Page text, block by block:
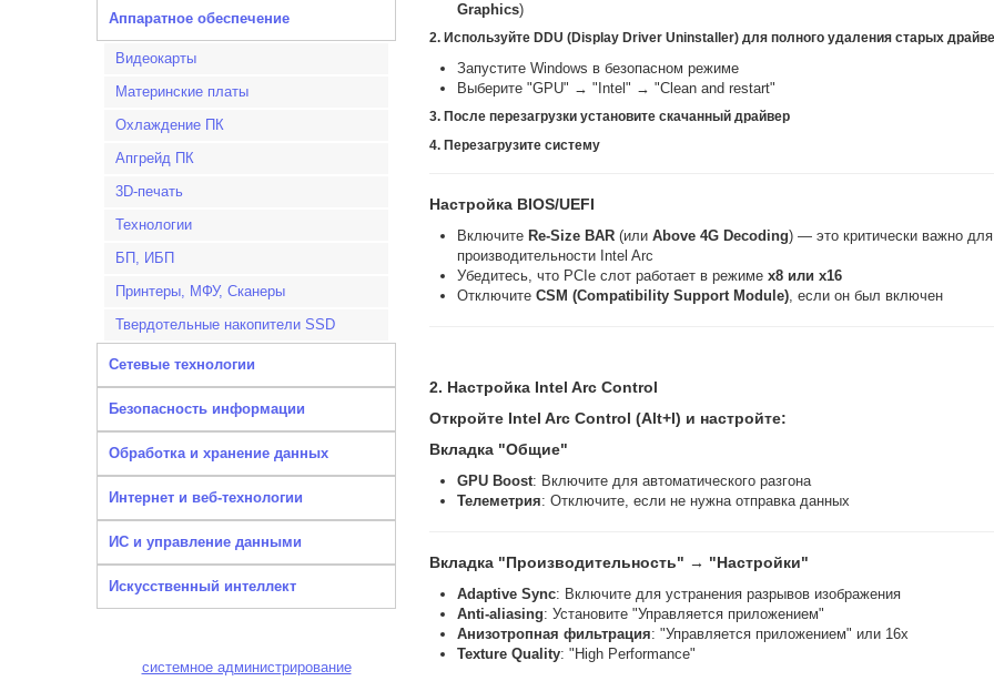
Аппаратное обеспечение
Видеокарты
Материнские платы
Охлаждение ПК
Апгрейд ПК
3D-печать
Технологии
БП, ИБП
Принтеры, МФУ, Сканеры
Твердотельные накопители SSD
Сетевые технологии
Безопасность информации
Обработка и хранение данных
Интернет и веб-технологии
ИС и управление данными
Искусственный интеллект
системное администрирование
Graphics)
2. Используйте DDU (Display Driver Uninstaller) для полного удаления старых
Запустите Windows в безопасном режиме
Выберите "GPU" → "Intel" → "Clean and restart"
3. После перезагрузки установите скачанный драйвер
4. Перезагрузите систему
Настройка BIOS/UEFI
Включите Re-Size BAR (или Above 4G Decoding) — это критически важно для
производительности Intel Arc
Убедитесь, что PCIe слот работает в режиме x8 или x16
Отключите CSM (Compatibility Support Module), если он был включен
2. Настройка Intel Arc Control
Откройте Intel Arc Control (Alt+I) и настройте:
Вкладка "Общие"
GPU Boost: Включите для автоматического разгона
Телеметрия: Отключите, если не нужна отправка данных
Вкладка "Производительность" → "Настройки"
Adaptive Sync: Включите для устранения разрывов изображения
Anti-aliasing: Установите "Управляется приложением"
Анизотропная фильтрация: "Управляется приложением" или 16x
Texture Quality: "High Performance"